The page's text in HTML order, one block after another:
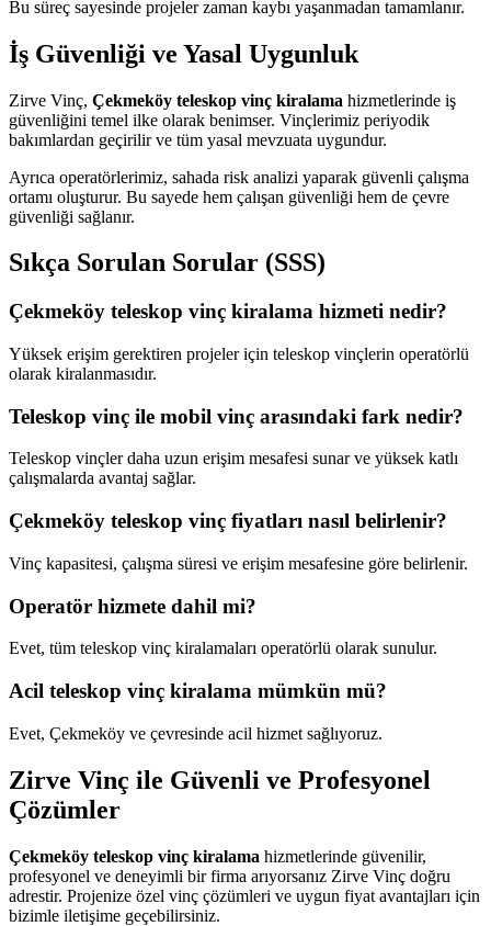
Bu süreç sayesinde projeler zaman kaybı yaşanmadan tamamlanır.
İş Güvenliği ve Yasal Uygunluk
Zirve Vinç, Çekmeköy teleskop vinç kiralama hizmetlerinde iş
güvenliğini temel ilke olarak benimser. Vinçlerimiz periyodik
bakımlardan geçirilir ve tüm yasal mevzuata uygundur.
Ayrıca operatörlerimiz, sahada risk analizi yaparak güvenli çalışma
ortamı oluşturur. Bu sayede hem çalışan güvenliği hem de çevre
güvenliği sağlanır.
Sıkça Sorulan Sorular (SSS)
Çekmeköy teleskop vinç kiralama hizmeti nedir?
Yüksek erişim gerektiren projeler için teleskop vinçlerin operatörlü
olarak kiralanmasıdır.
Teleskop vinç ile mobil vinç arasındaki fark nedir?
Teleskop vinçler daha uzun erişim mesafesi sunar ve yüksek katlı
çalışmalarda avantaj sağlar.
Çekmeköy teleskop vinç fiyatları nasıl belirlenir?
Vinç kapasitesi, çalışma süresi ve erişim mesafesine göre belirlenir.
Operatör hizmete dahil mi?
Evet, tüm teleskop vinç kiralamaları operatörlü olarak sunulur.
Acil teleskop vinç kiralama mümkün mü?
Evet, Çekmeköy ve çevresinde acil hizmet sağlıyoruz.
Zirve Vinç ile Güvenli ve Profesyonel
Çözümler
Çekmeköy teleskop vinç kiralama hizmetlerinde güvenilir,
profesyonel ve deneyimli bir firma arıyorsanız Zirve Vinç doğru
adrestir. Projenize özel vinç çözümleri ve uygun fiyat avantajları için
bizimle iletişime geçebilirsiniz.